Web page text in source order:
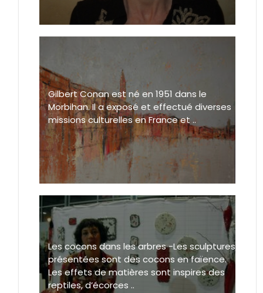
Gilbert Conan est né en 1951 dans le
Morbihan. Il a exposé et effectué diverses
missions culturelles en France et ..
Les cocons dans les arbres -Les sculptures
présentées sont des cocons en faïence.
Les effets de matières sont inspires des
reptiles, d’écorces ..